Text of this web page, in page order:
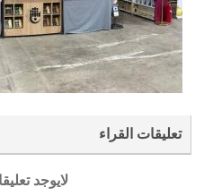
تعليقات القراء
لايوجد